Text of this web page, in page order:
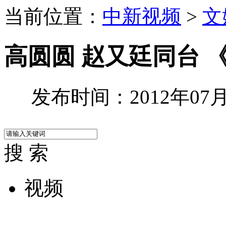
当前位置： 中新视频 >
高圆圆 赵又廷同台
发布时间：2012年07
搜 索
视频